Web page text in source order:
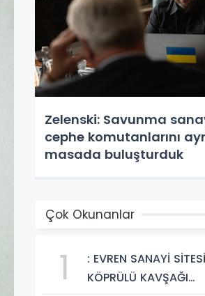
Zelenski: Savunma
cephe komutanlarını
masada buluşturduk
Çok Okunanlar
1
: EVREN SANAYİ
KÖPRÜLÜ KAVŞAĞI